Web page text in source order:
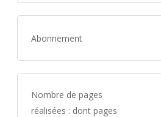
Abonnement
Nombre de pages
réalisées : dont pages